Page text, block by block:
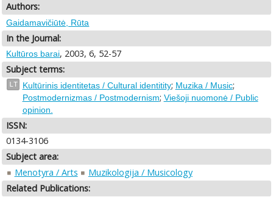
Authors:
Gaidamavičiūtė, Rūta
In the Journal:
Kultūros barai, 2003, 6, 52-57
Subject terms:
LT Kultūrinis identitetas / Cultural identitity; Muzika / Music;
Postmodernizmas / Postmodernism; Viešoji nuomonė / Public
opinion.
ISSN:
0134-3106
Subject area:
Menotyra / Arts
Muzikologija / Musicology
Related Publications: